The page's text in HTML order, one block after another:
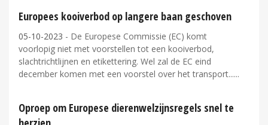
Europees kooiverbod op langere baan geschoven
05-10-2023 - De Europese Commissie (EC) komt
voorlopig niet met voorstellen tot een kooiverbod,
slachtrichtlijnen en etikettering. Wel zal de EC eind
december komen met een voorstel over het transport...
Oproep om Europese dierenwelzijnsregels snel te